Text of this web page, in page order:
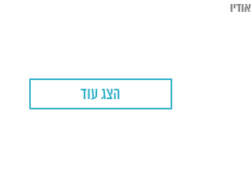
אודיו
הצג עוד